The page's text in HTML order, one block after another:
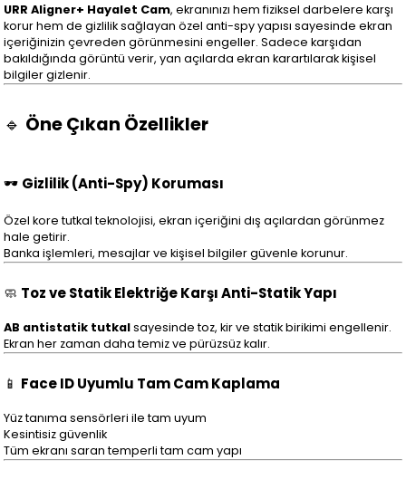
URR Aligner+ Hayalet Cam, ekranınızı hem fiziksel darbelere karşı
korur hem de gizlilik sağlayan özel anti-spy yapısı sayesinde ekran
içeriğinizin çevreden görünmesini engeller. Sadece karşıdan
bakıldığında görüntü verir, yan açılarda ekran karartılarak kişisel
bilgiler gizlenir.
🔹 Öne Çıkan Özellikler
🕶️ Gizlilik (Anti-Spy) Koruması
Özel kore tutkal teknolojisi, ekran içeriğini dış açılardan görünmez
hale getirir.
Banka işlemleri, mesajlar ve kişisel bilgiler güvenle korunur.
🧼 Toz ve Statik Elektriğe Karşı Anti-Statik Yapı
AB antistatik tutkalsayesinde toz, kir ve statik birikimi engellenir.
Ekran her zaman daha temiz ve pürüzsüz kalır.
📱 Face ID Uyumlu Tam Cam Kaplama
Yüz tanıma sensörleri ile tam uyum
Kesintisiz güvenlik
Tüm ekranı saran temperli tam cam yapı